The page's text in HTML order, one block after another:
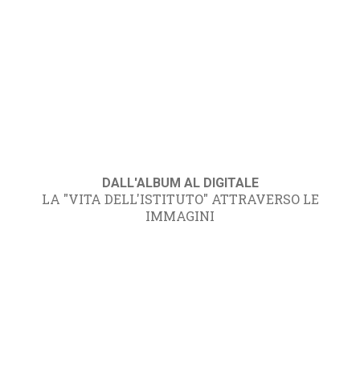
DALL'ALBUM AL DIGITALE
LA "VITA DELL'ISTITUTO" ATTRAVERSO LE
IMMAGINI